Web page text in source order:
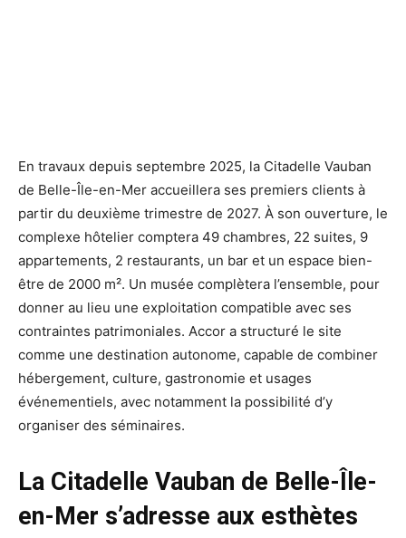
En travaux depuis septembre 2025, la Citadelle Vauban
de Belle-Île-en-Mer accueillera ses premiers clients à
partir du deuxième trimestre de 2027. À son ouverture, le
complexe hôtelier comptera 49 chambres, 22 suites, 9
appartements, 2 restaurants, un bar et un espace bien-
être de 2000 m². Un musée complètera l’ensemble, pour
donner au lieu une exploitation compatible avec ses
contraintes patrimoniales. Accor a structuré le site
comme une destination autonome, capable de combiner
hébergement, culture, gastronomie et usages
événementiels, avec notamment la possibilité d’y
organiser des séminaires.
La Citadelle Vauban de Belle-Île-
en-Mer s’adresse aux esthètes